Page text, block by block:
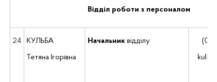
Відділ роботи з персоналом
24 КУЛЬБА
Тетяна Ігорівна
Начальник відділу